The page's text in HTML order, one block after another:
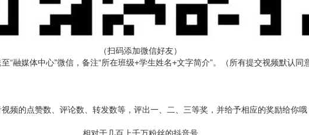
（扫码添加微信好友）
“融媒体中心”微信，备注“所在班级+学生姓名+文字简介”。（所有提交视频默认同
频的点赞数、评论数、转发数等，评出一、二、三等奖，并给予相应的奖励给你哦